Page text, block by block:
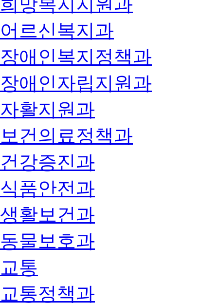
어르신복지과
장애인복지정책과
장애인자립지원과
자활지원과
보건의료정책과
건강증진과
식품안전과
생활보건과
동물보호과
교통
교통정책과